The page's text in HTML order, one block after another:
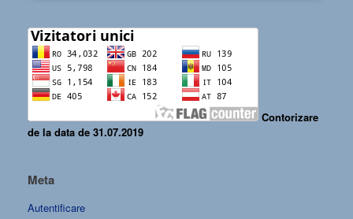
Contorizare
de la data de 31.07.2019
Meta
Autentificare